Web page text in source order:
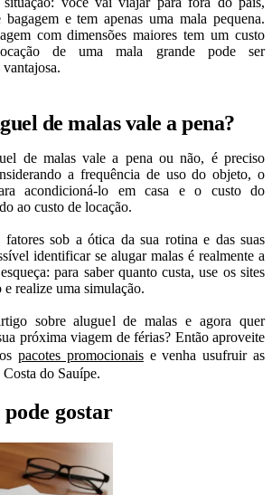
bagagem e tem apenas uma mala pequena.
com dimensões maiores tem um custo
de uma mala grande pode ser
de malas vale a pena?
de malas vale a pena ou não, é preciso
a frequência de uso do objeto, o
acondicioná-lo em casa e o custo do
ao custo de locação.
fatores sob a ótica da sua rotina e das suas
identificar se alugar malas é realmente a
para saber quanto custa, use os sites
realize uma simulação.
sobre aluguel de malas e agora quer
próxima viagem de férias? Então aproveite
pacotes promocionaise venha usufruir as
do Sauípe.
gostar